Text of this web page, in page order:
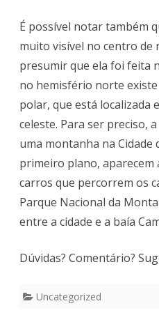
É possível notar também
muito visível no centro de
presumir que ela foi feita
no hemisfério norte
polar, que está localizada
celeste. Para ser preciso,
uma montanha na Cidade
primeiro plano, aparecem
carros que percorrem os
Parque Nacional da
entre a cidade e a baía
Dúvidas? Comentário?
Uncategorized